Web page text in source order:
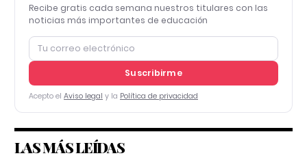
Recibe gratis cada semana nuestros titulares con las
noticias más importantes de educación
Suscribirme
Acepto el Aviso legal y la Política de privacidad
LAS MÁS LEÍDAS